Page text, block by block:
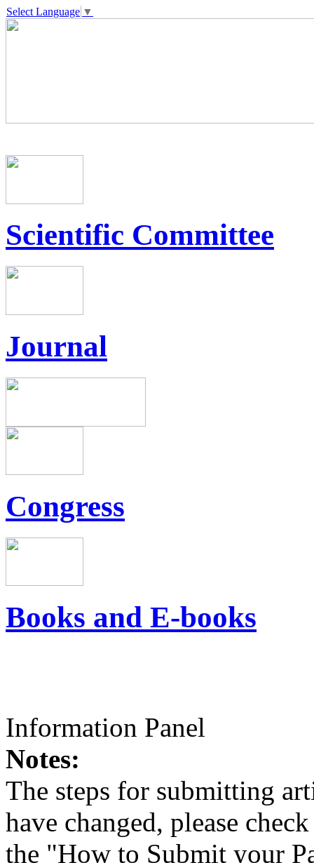
Select Language ▼
Scientific Committee
Journal
Congress
Books and E-books
Information Panel
Notes:
The steps for submitting
have changed, please
the "How to Submit your